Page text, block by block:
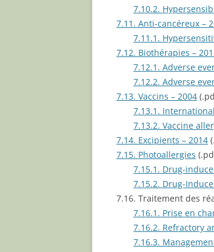
7.10.2.
7.11. Anti-cancéreux –
7.11.1.
7.12. Biothérapies –
7.12.1. Adverse
7.12.2. Adverse
7.13. Vaccins – 2004
7.13.1.
7.13.2. Vaccine
7.14. Excipients – 2014
7.15. Photoallergies
7.15.1. Drug-
7.15.2. Drug-
7.16. Traitement des
7.16.1. Prise en
7.16.2. Refractory
7.16.3.